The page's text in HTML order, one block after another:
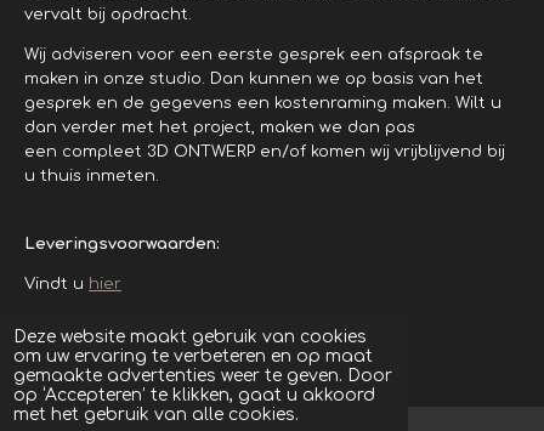
Deze website maakt gebruik van cookies
om uw ervaring te verbeteren en op maat
gemaakte advertenties weer te geven. Door
op ‘Accepteren’ te klikken, gaat u akkoord
met het gebruik van alle cookies.
vervalt bij opdracht.
Wij adviseren voor een eerste gesprek een afspraak te
maken in onze studio. Dan kunnen we op basis van het
gesprek en de gegevens een kostenraming maken. Wilt u
dan verder met het project, maken we dan pas
een compleet 3D ONTWERP en/of komen wij vrijblijvend bij
u thuis inmeten.
Leveringsvoorwaarden:
Vindt u hier
© 2024 - 2026 www.meijer-interieurs.nl
Powered byJouwWeb